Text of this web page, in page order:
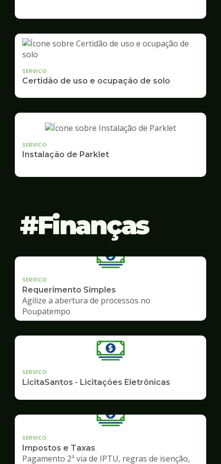
SERVICO
Certidão de uso e ocupação de solo
SERVICO
Instalação de Parklet
Finanças
SERVICO
Requerimento Simples
Agilize a abertura de processos no
Poupatempo
SERVICO
LicitaSantos - Licitações Eletrônicas
SERVICO
Impostos e Taxas
Pagamento 2ª via de IPTU, regras de isenção,